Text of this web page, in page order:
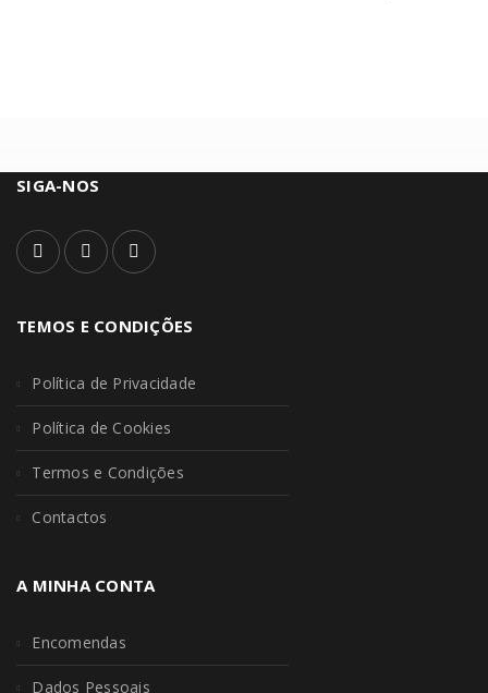
SIGA-NOS
TEMOS E CONDIÇÕES
Política de Privacidade
Política de Cookies
Termos e Condições
Contactos
A MINHA CONTA
Encomendas
Dados Pessoais